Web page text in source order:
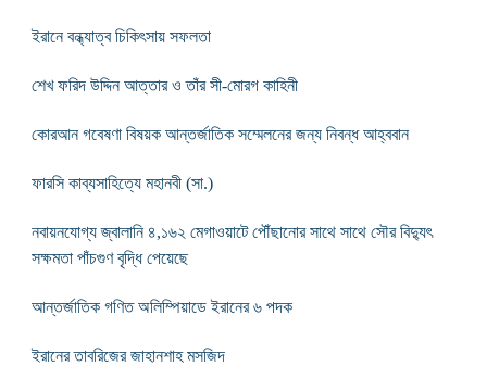
ইরানে বন্ধ্যাত্ব চিকিৎসায় সফলতা
শেখ ফরিদ উদ্দিন আত্তার ও তাঁর সী-মোরগ কাহিনী
কোরআন গবেষণা বিষয়ক আন্তর্জাতিক সম্মেলনের জন্য নিবন্ধ আহ্ববান
ফারসি কাব্যসাহিত্যে মহানবী (সা.)
নবায়নযোগ্য জ্বালানি ৪,১৬২ মেগাওয়াটে পৌঁছানোর সাথে সাথে সৌর বিদ্যুৎ
সক্ষমতা পাঁচগুণ বৃদ্ধি পেয়েছে
আন্তর্জাতিক গণিত অলিম্পিয়াডে ইরানের ৬ পদক
ইরানের তাবরিজের জাহানশাহ মসজিদ